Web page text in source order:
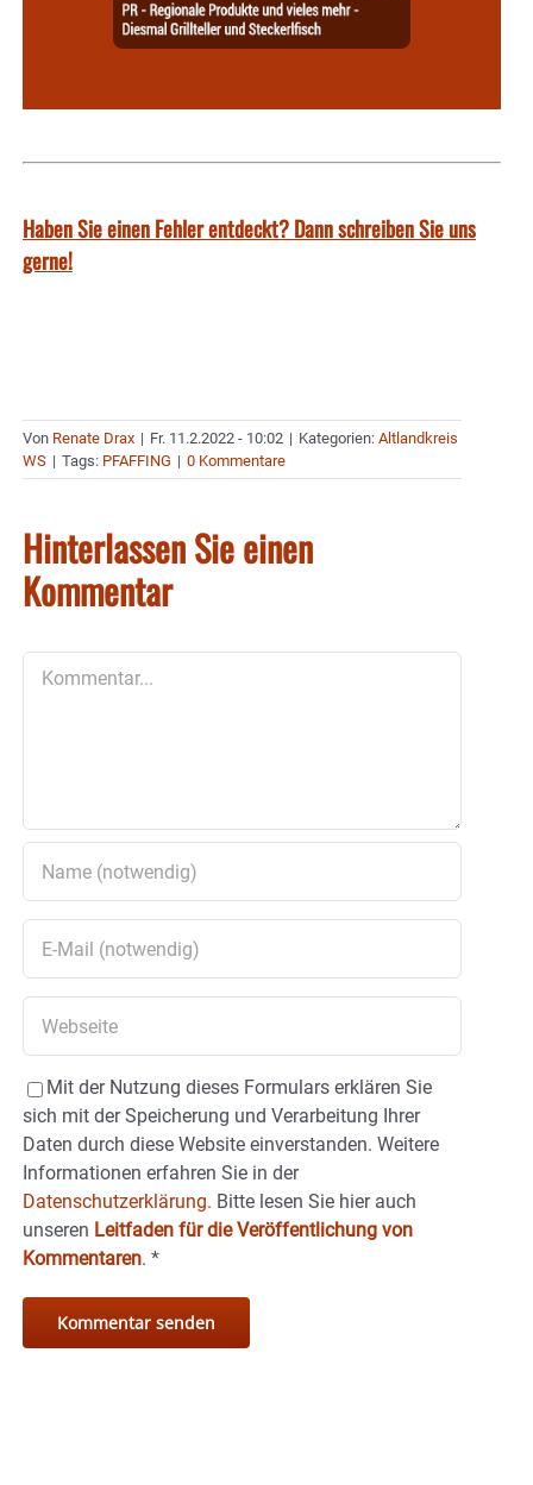
Haben Sie einen Fehler entdeckt? Dann schreiben Sie uns
gerne!
Von Renate Drax | Fr. 11.2.2022 - 10:02 | Kategorien: Altlandkreis
WS | Tags: PFAFFING | 0 Kommentare
Hinterlassen Sie einen
Kommentar
Mit der Nutzung dieses Formulars erklären Sie
sich mit der Speicherung und Verarbeitung Ihrer
Daten durch diese Website einverstanden. Weitere
Informationen erfahren Sie in der
Datenschutzerklärung. Bitte lesen Sie hier auch
unseren Leitfaden für die Veröffentlichung von
Kommentaren. *